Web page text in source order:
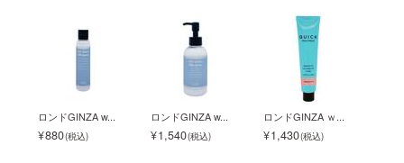
ロンドGINZA w...
880
ロンドGINZA w...
1,540
ロンドGINZA ｗ...
1,430